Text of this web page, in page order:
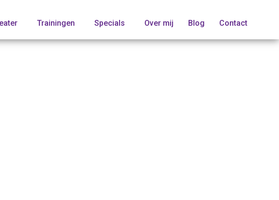
Trainingen Specials Over mij Blog Contact